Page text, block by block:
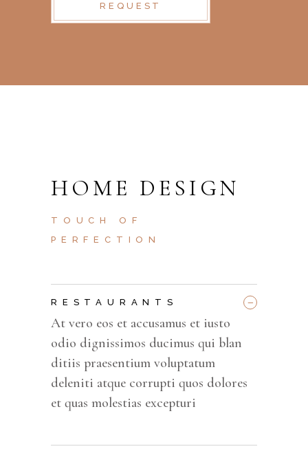
REQUEST
HOME DESIGN
TOUCH OF
PERFECTION
RESTAURANTS _
At vero eos et accusamus et iusto
odio dignissimos ducimus qui blan
ditiis praesentium voluptatum
deleniti atque corrupti quos dolores
et quas molestias excepturi